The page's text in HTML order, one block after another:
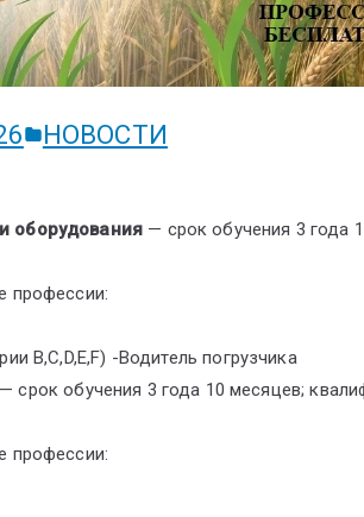
НОВОСТИ
оборудования — срок обучения 3 года
профессии:
В,С,D,E,F) -Водитель погрузчика
— срок обучения 3 года 10 месяцев;
профессии: